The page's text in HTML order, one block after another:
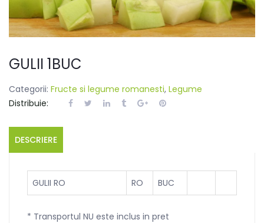
GULII 1BUC
Categorii: Fructe si legume romanesti, Legume
Distribuie:
DESCRIERE
GULII RO RO BUC
* Transportul NU este inclus in pret